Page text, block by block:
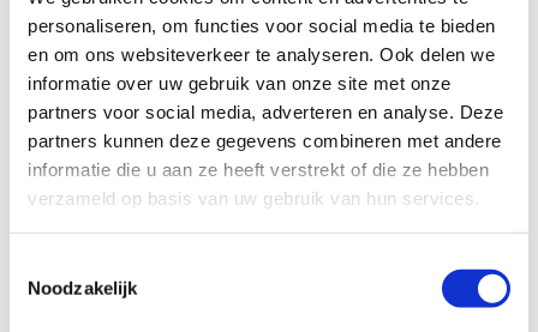
personaliseren, om functies voor social media te bieden
en om ons websiteverkeer te analyseren. Ook delen we
informatie over uw gebruik van onze site met onze
partners voor social media, adverteren en analyse. Deze
partners kunnen deze gegevens combineren met andere
informatie die u aan ze heeft verstrekt of die ze hebben
verzameld op basis van uw gebruik van hun services.
Noodzakelijk
Catégories
Aucune catégorie
Méta
Connexion
Flux des publications
Flux des commentaires